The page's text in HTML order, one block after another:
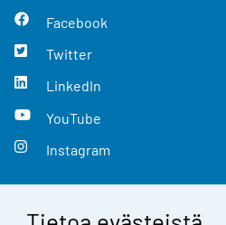
Facebook
Twitter
LinkedIn
YouTube
Instagram